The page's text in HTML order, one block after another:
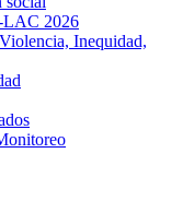
LAC 2026
Inequidad,